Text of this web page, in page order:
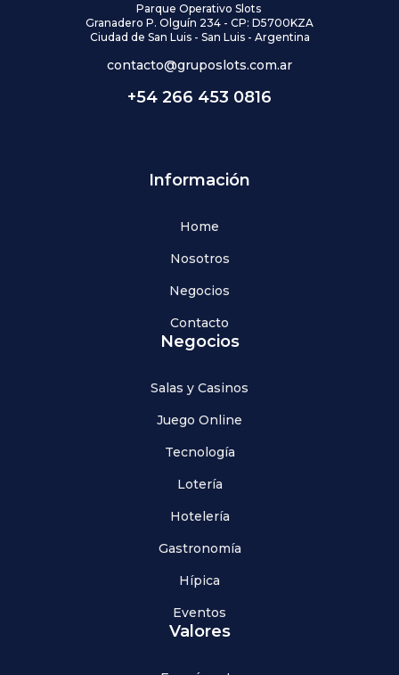
Parque Operativo Slots
Granadero P. Olguín 234 - CP: D5700KZA
Ciudad de San Luis - San Luis - Argentina
contacto@gruposlots.com.ar
+54 266 453 0816
Información
Home
Nosotros
Negocios
Contacto
Negocios
Salas y Casinos
Juego Online
Tecnología
Lotería
Hotelería
Gastronomía
Hípica
Eventos
Valores